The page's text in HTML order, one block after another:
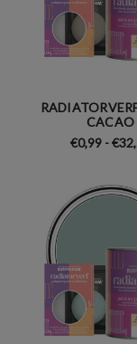
CACAO
€0,99 -